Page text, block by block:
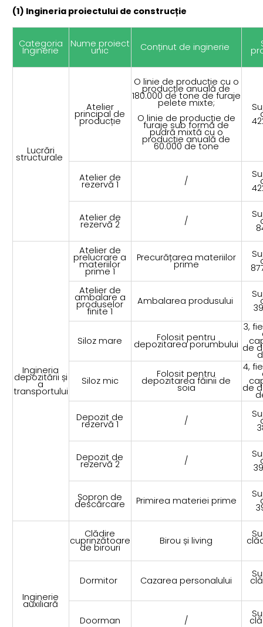
(1) Ingineria proiectului de construcție
Categoria
Inginerie
Nume proiect
unic Conținut de inginerie
Lucrări
structurale
Atelier
principal de
producție
O linie de producție cu o
producție anuală de
180.000 de tone de furaje
pelete mixte;
O linie de producție de
furaje sub formă de
pudră mixtă cu o
producție anuală de
60.000 de tone
Atelier de
rezervă 1 /
Atelier de
rezervă 2 /
Ingineria
depozitării și
a
transportului
Atelier de
prelucrare a
materiilor
prime 1
Precurățarea materiilor
prime
Atelier de
ambalare a
produselor
finite 1
Ambalarea produsului
Siloz mare Folosit pentru
depozitarea porumbului
3,
de
Siloz mic
Folosit pentru
depozitarea făinii de
soia
4,
de
Depozit de
rezervă 1 /
Depozit de
rezervă 2 /
Șopron de
descărcare Primirea materiei prime
Inginerie
auxiliară
Clădire
cuprinzătoare
de birouri
Birou și living
Dormitor Cazarea personalului
Doorman /